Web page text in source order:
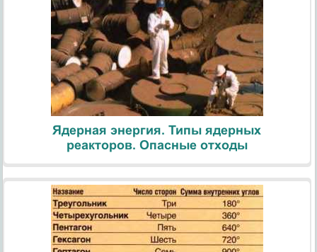
Ядерная энергия. Типы ядерных
реакторов. Опасные отходы